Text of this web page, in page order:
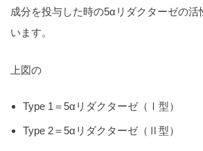
成分を投与した時の5αリダクターゼの活
います。
上図の
Type 1＝5αリダクターゼ（Ⅰ型）
Type 2＝5αリダクターゼ（Ⅱ型）